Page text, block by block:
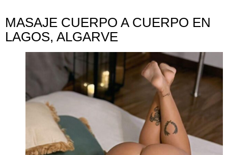
MASAJE CUERPO A CUERPO EN
LAGOS, ALGARVE